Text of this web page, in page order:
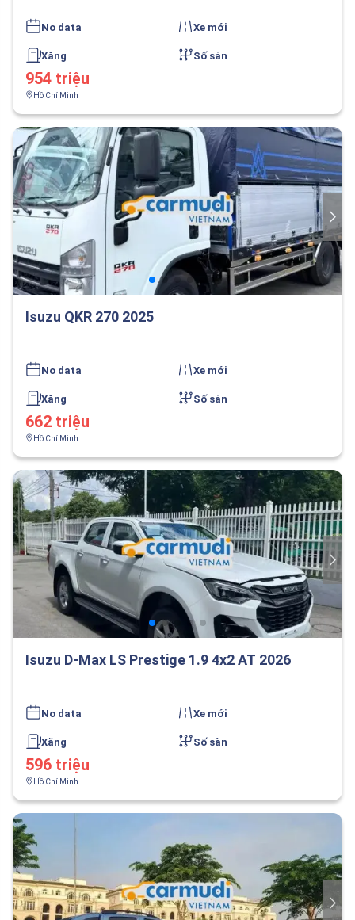
No data Xe mới
Xăng Số sàn
954 triệu
Hồ Chí Minh
Isuzu QKR 270 2025
No data Xe mới
Xăng Số sàn
662 triệu
Hồ Chí Minh
Isuzu D-Max LS Prestige 1.9 4x2 AT 2026
No data Xe mới
Xăng Số sàn
596 triệu
Hồ Chí Minh